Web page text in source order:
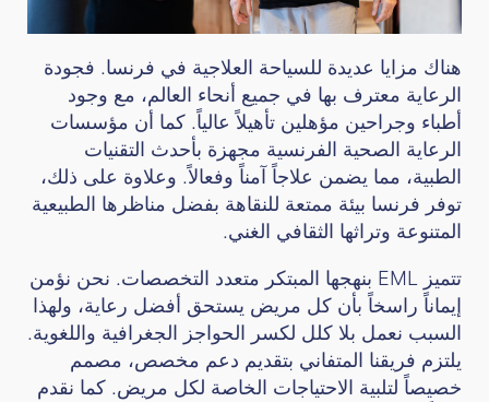
هناك مزايا عديدة للسياحة العلاجية في فرنسا. فجودة
الرعاية معترف بها في جميع أنحاء العالم، مع وجود
أطباء وجراحين مؤهلين تأهيلاً عالياً. كما أن مؤسسات
الرعاية الصحية الفرنسية مجهزة بأحدث التقنيات
الطبية، مما يضمن علاجاً آمناً وفعالاً. وعلاوة على ذلك،
توفر فرنسا بيئة ممتعة للنقاهة بفضل مناظرها الطبيعية
المتنوعة وتراثها الثقافي الغني.
تتميز EML بنهجها المبتكر متعدد التخصصات. نحن نؤمن
إيماناً راسخاً بأن كل مريض يستحق أفضل رعاية، ولهذا
السبب نعمل بلا كلل لكسر الحواجز الجغرافية واللغوية.
يلتزم فريقنا المتفاني بتقديم دعم مخصص، مصمم
خصيصاً لتلبية الاحتياجات الخاصة لكل مريض. كما نقدم